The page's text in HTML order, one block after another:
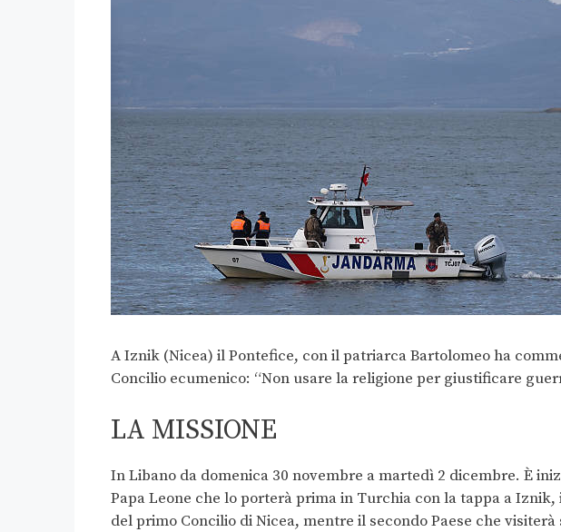
A Iznik (Nicea) il Pontefice, con il patriarca Bartolomeo ha
Concilio ecumenico: “Non usare la religione per giustificare
LA MISSIONE
In Libano da domenica 30 novembre a martedì 2 dicembre. È
Papa Leone che lo porterà prima in Turchia con la tappa a Iznik,
del primo Concilio di Nicea, mentre il secondo Paese che